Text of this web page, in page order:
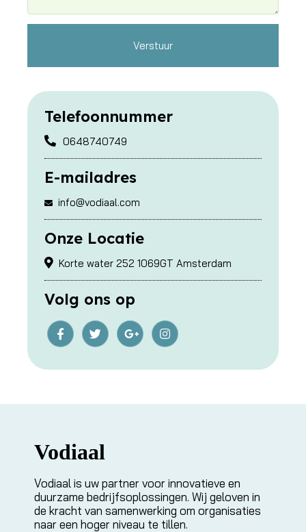
Verstuur
Telefoonnummer
0648740749
E-mailadres
info@vodiaal.com
Onze Locatie
Korte water 252 1069GT Amsterdam
Volg ons op
Vodiaal
Vodiaal is uw partner voor innovatieve en
duurzame bedrijfsoplossingen. Wij geloven in
de kracht van samenwerking om organisaties
naar een hoger niveau te tillen.